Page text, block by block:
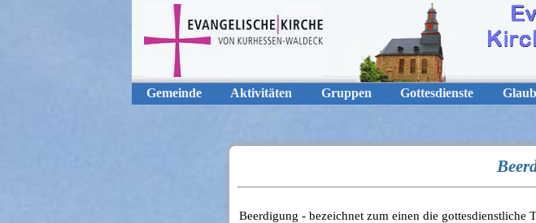
Gemeinde Aktivitäten Gruppen Gottesdienste
Beerdigung - bezeichnet zum einen die gottesdienstliche